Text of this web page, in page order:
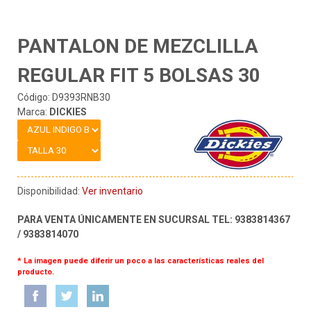
PANTALON DE MEZCLILLA
REGULAR FIT 5 BOLSAS 30
Código: D9393RNB30
Marca: DICKIES
Disponibilidad: Ver inventario
PARA VENTA ÚNICAMENTE EN SUCURSAL TEL: 9383814367
/ 9383814070
* La imagen puede diferir un poco a las características reales del
producto.